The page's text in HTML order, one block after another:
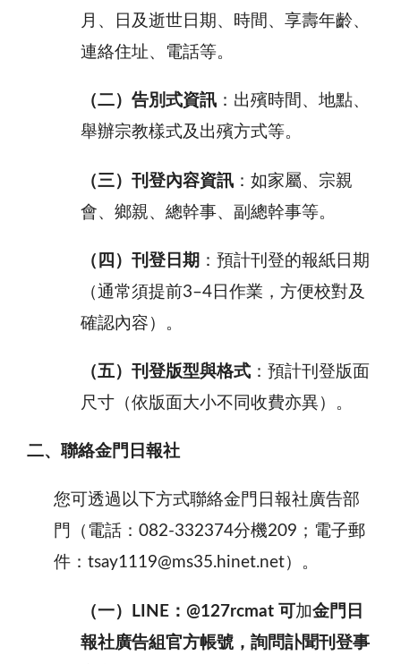
月、日及逝世日期、時間、享壽年齡、
連絡住址、電話等。
（二）告別式資訊 ：出殯時間、地點、
舉辦宗教樣式及出殯方式等。
（三）刊登內容資訊 ：如家屬、宗親
會、鄉親、總幹事、副總幹事等。
（四）刊登日期 ：預計刊登的報紙日期
（通常須提前3–4 日作業，方便校對及
確認內容）。
（五）刊登版型與格式 ：預計刊登版面
尺寸（依版面大小不同收費亦異）。
二、聯絡金門日報社
您可透過以下方式聯絡金門日報社廣告部
門（電話： 082-332374分機209 ；電子郵
件： tsay1119@ms35.hinet.net）。
（一）LINE：@127rcmat 可 加金門日
報社廣告組官方帳號，詢問訃聞刊登事